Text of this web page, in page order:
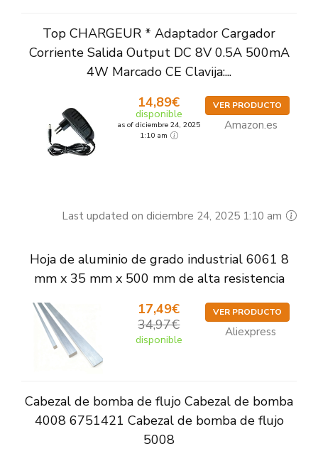
Top CHARGEUR * Adaptador Cargador
Corriente Salida Output DC 8V 0.5A 500mA
4W Marcado CE Clavija:...
14,89€
disponible
as of diciembre 24, 2025
1:10 am
VER PRODUCTO
Amazon.es
Last updated on diciembre 24, 2025 1:10 am
Hoja de aluminio de grado industrial 6061 8
mm x 35 mm x 500 mm de alta resistencia
17,49€
34,97€
disponible
VER PRODUCTO
Aliexpress
Cabezal de bomba de flujo Cabezal de bomba
4008 6751421 Cabezal de bomba de flujo
5008